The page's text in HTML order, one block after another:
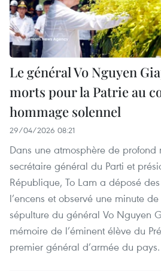
Le général Vo Nguyen
morts pour la Patrie au
hommage solennel
29/04/2026 08:21
Dans une atmosphère de profond
secrétaire général du Parti et
République, To Lam a déposé
l’encens et observé une minute
sépulture du général Vo Nguyen
mémoire de l’éminent élève du
premier général d’armée du pays.